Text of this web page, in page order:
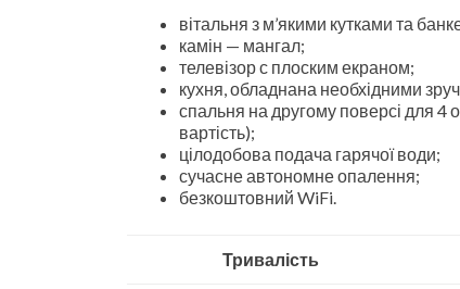
вітальня з м’якими кутками та
камін — мангал;
телевізор с плоским екраном;
кухня, обладнана необхідними
спальня на другому поверсі для 4
вартість);
цілодобова подача гарячої води;
сучасне автономне опалення;
безкоштовний WiFi.
Тривалість